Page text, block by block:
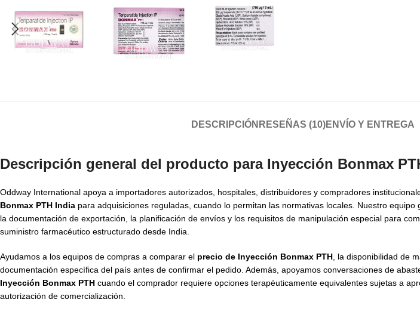
DESCRIPCIÓN RESEÑAS (10)ENVÍO Y ENTREGA
Descripción general del producto para Inyección Bonmax
Oddway International apoya a importadores autorizados, hospitales, distribuidores y compradores
Bonmax PTH India para adquisiciones reguladas, cuando lo permitan las normativas locales. Nuestro equipo
la documentación de exportación, la planificación de envíos y los requisitos de manipulación especial para
suministro farmacéutico estructurado desde India.
Ayudamos a los equipos de compras a comparar el precio de Inyección Bonmax PTH , la disponibilidad de
documentación específica del país antes de confirmar el pedido. Además, apoyamos conversaciones de
Inyección Bonmax PTH cuando el comprador requiere opciones terapéuticamente equivalentes sujetas a
autorización de comercialización.